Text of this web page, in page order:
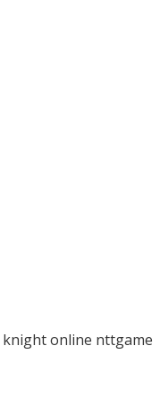
knight online nttgame